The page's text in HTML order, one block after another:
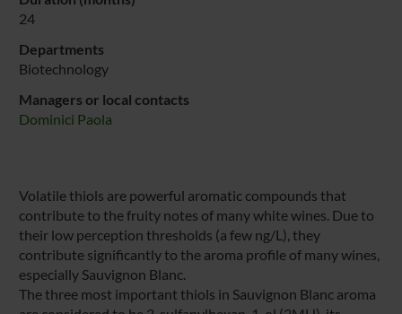
24
Departments
Biotechnology
Managers or local contacts
Dominici Paola
Volatile thiols are powerful aromatic compounds that
contribute to the fruity notes of many white wines. Due to
their low perception thresholds (a few ng/L), they
contribute significantly to the aroma profile of many wines,
especially Sauvignon Blanc.
The three most important thiols in Sauvignon Blanc aroma